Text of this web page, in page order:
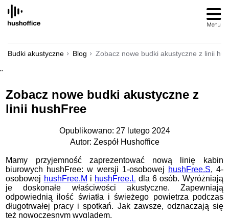
SKIP
CONTENT
Budki akustyczne Blog Zobacz nowe budki akustyczne z linii
"
Zobacz nowe budki akustyczne z
linii hushFree
Opublikowano: 27 lutego 2024
Autor: Zespół Hushoffice
Mamy przyjemność zaprezentować nową linię kabin
biurowych hushFree: w wersji 1-osobowej hushFree.S, 4-
osobowej hushFree.M i hushFree.Ldla 6 osób. Wyróżniają
je doskonałe właściwości akustyczne. Zapewniają
odpowiednią ilość światła i świeżego powietrza podczas
długotrwałej pracy i spotkań. Jak zawsze, odznaczają się
też nowoczesnym wyglądem.